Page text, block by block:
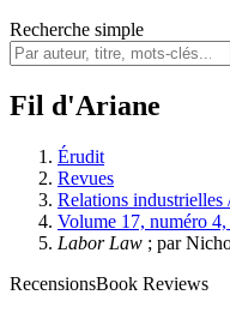
Recherche simple
Fil d'Ariane
Érudit
Revues
Relations
Volume 17, numéro
Labor Law ; par
RecensionsBook Reviews